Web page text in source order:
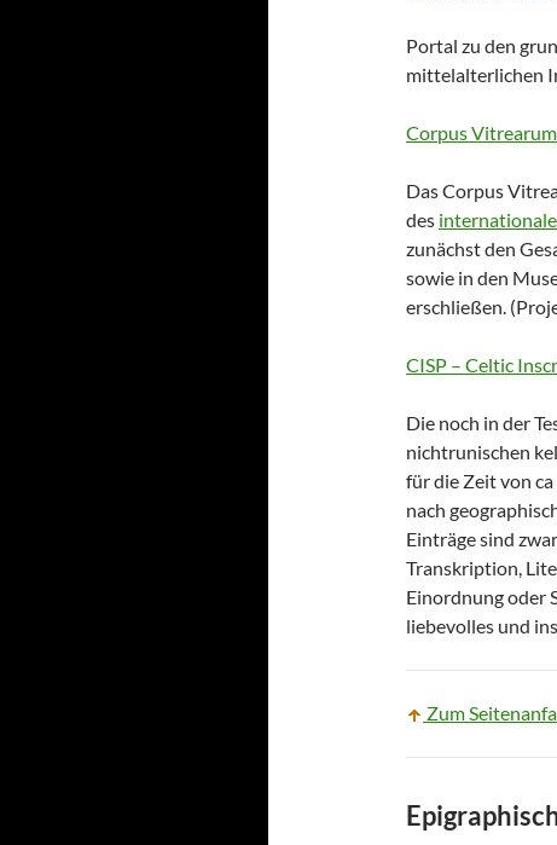
Portal zu den
mittelalterlichen
Corpus
Das Corpus
des
zunächst den
sowie in den
erschließen.
CISP – Celtic
Die noch in der
nichtrunischen
für die Zeit von
nach
Einträge sind
Transkription,
Einordnung oder
liebevolles und
Zum